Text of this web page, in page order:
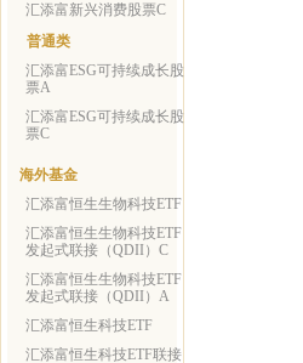
汇添富新兴消费股票C
普通类
汇添富ESG可持续成长股
票A
汇添富ESG可持续成长股
票C
海外基金
汇添富恒生生物科技ETF
汇添富恒生生物科技ETF
发起式联接（QDII）C
汇添富恒生生物科技ETF
发起式联接（QDII）A
汇添富恒生科技ETF
汇添富恒生科技ETF联接